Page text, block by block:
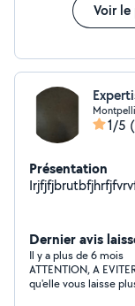
Voir
1/5
Présentation
Dernier avis
Il y a plus de 6 mois
ATTENTION, A
qu'elle vous laisse